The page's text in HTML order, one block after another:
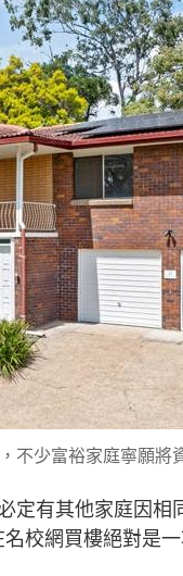
不少富裕家庭寧願將
定有其他家庭因相
校網買樓絕對是一